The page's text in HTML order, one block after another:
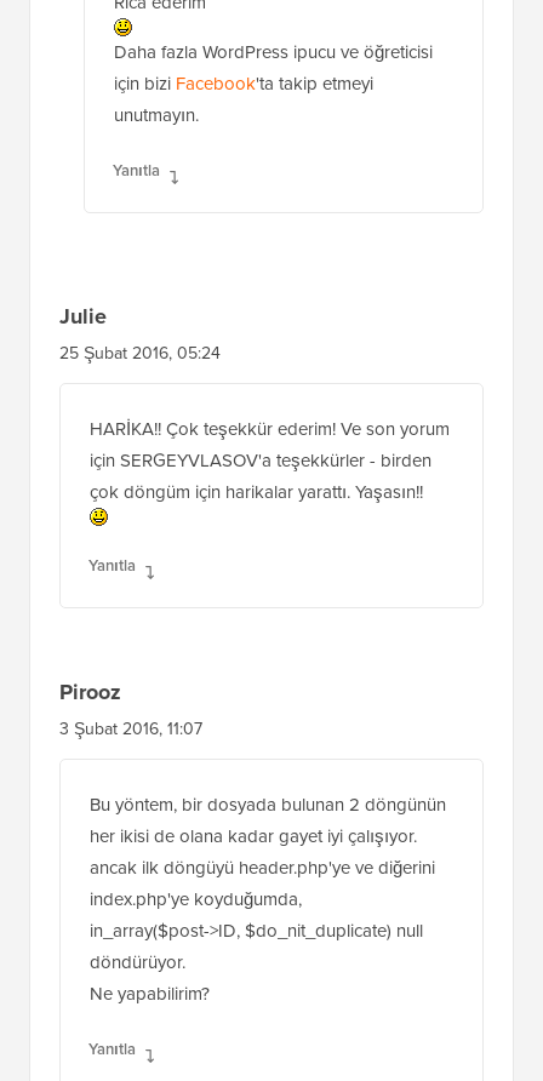
Daha fazla WordPress ipucu ve öğreticisi
için bizi Facebook'ta takip etmeyi
unutmayın.
Yanıtla
Julie
25 Şubat 2016, 05:24
HARİKA!! Çok teşekkür ederim! Ve son yorum
için SERGEYVLASOV'a teşekkürler - birden
çok döngüm için harikalar yarattı. Yaşasın!!
Yanıtla
Pirooz
3 Şubat 2016, 11:07
Bu yöntem, bir dosyada bulunan 2 döngünün
her ikisi de olana kadar gayet iyi çalışıyor.
ancak ilk döngüyü header.php'ye ve diğerini
index.php'ye koyduğumda,
in_array($post->ID, $do_nit_duplicate) null
döndürüyor.
Ne yapabilirim?
Yanıtla